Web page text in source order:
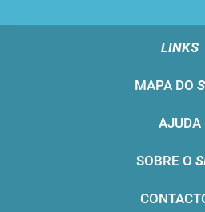
LINKS
MAPA DO
AJUDA
SOBRE O